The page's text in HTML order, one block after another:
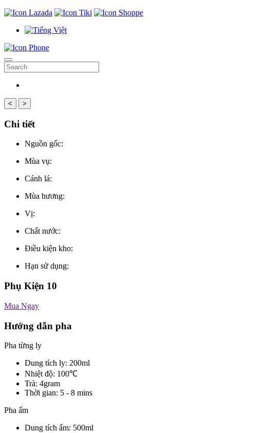
< >
Chi tiết
Nguồn gốc:
Mùa vụ:
Cánh lá:
Mùa hương:
Vị:
Chất nước:
Điều kiện kho:
Hạn sử dụng:
Phụ Kiện 10
Mua Ngay
Hướng dẫn pha
Pha từng ly
Dung tích ly: 200ml
Nhiệt độ: 100℃
Trà: 4gram
Thời gian: 5 - 8 mins
Pha ấm
Dung tích ấm: 500ml